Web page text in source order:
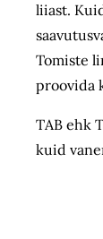
liiast.
Tomiste
proovida
TAB ehk
kuid